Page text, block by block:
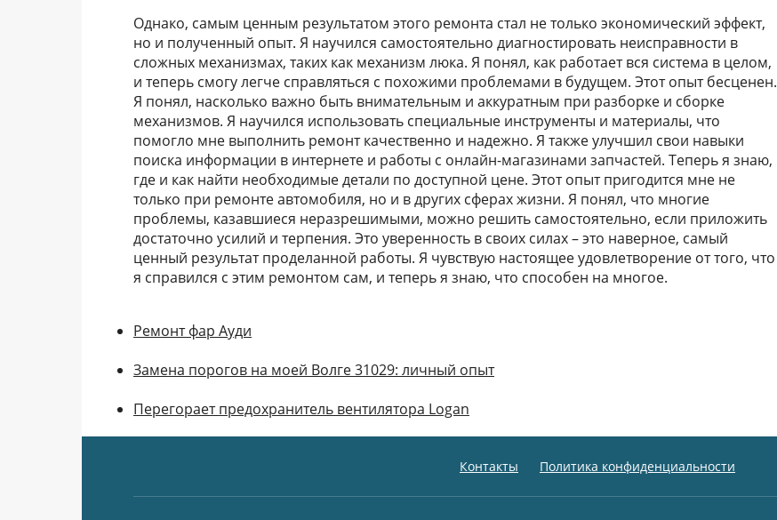
Однако, самым ценным результатом этого ремонта стал не только экономический эффект,
но и полученный опыт. Я научился самостоятельно диагностировать неисправности в
сложных механизмах, таких как механизм люка. Я понял, как работает вся система в целом,
и теперь смогу легче справляться с похожими проблемами в будущем. Этот опыт бесценен.
Я понял, насколько важно быть внимательным и аккуратным при разборке и сборке
механизмов. Я научился использовать специальные инструменты и материалы, что
помогло мне выполнить ремонт качественно и надежно. Я также улучшил свои навыки
поиска информации в интернете и работы с онлайн-магазинами запчастей. Теперь я знаю,
где и как найти необходимые детали по доступной цене. Этот опыт пригодится мне не
только при ремонте автомобиля, но и в других сферах жизни. Я понял, что многие
проблемы, казавшиеся неразрешимыми, можно решить самостоятельно, если приложить
достаточно усилий и терпения. Это уверенность в своих силах – это наверное, самый
ценный результат проделанной работы. Я чувствую настоящее удовлетворение от того, что
я справился с этим ремонтом сам, и теперь я знаю, что способен на многое.
Ремонт фар Ауди
Замена порогов на моей Волге 31029: личный опыт
Перегорает предохранитель вентилятора Logan
Контакты Политика конфиденциальности